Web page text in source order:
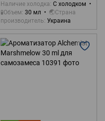
Наличие холодка С холодком
🧪Объем 30 мл
🌏Страна
производитель Украина